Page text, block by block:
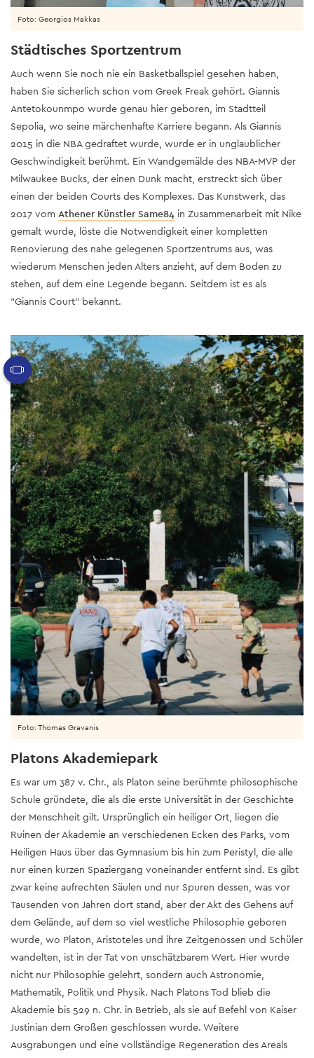
Foto: Georgios Makkas
Städtisches Sportzentrum
Auch wenn Sie noch nie ein Basketballspiel gesehen haben,
haben Sie sicherlich schon vom Greek Freak gehört. Giannis
Antetokounmpo wurde genau hier geboren, im Stadtteil
Sepolia, wo seine märchenhafte Karriere begann. Als Giannis
2015 in die NBA gedraftet wurde, wurde er in unglaublicher
Geschwindigkeit berühmt. Ein Wandgemälde des NBA-MVP der
Milwaukee Bucks, der einen Dunk macht, erstreckt sich über
einen der beiden Courts des Komplexes. Das Kunstwerk, das
2017 vom Athener Künstler Same84 in Zusammenarbeit mit Nike
gemalt wurde, löste die Notwendigkeit einer kompletten
Renovierung des nahe gelegenen Sportzentrums aus, was
wiederum Menschen jeden Alters anzieht, auf dem Boden zu
stehen, auf dem eine Legende begann. Seitdem ist es als
"Giannis Court" bekannt.
Platons Akademiepark
Es war um 387 v. Chr., als Platon seine berühmte philosophische
Schule gründete, die als die erste Universität in der Geschichte
der Menschheit gilt. Ursprünglich ein heiliger Ort, liegen die
Ruinen der Akademie an verschiedenen Ecken des Parks, vom
Heiligen Haus über das Gymnasium bis hin zum Peristyl, die alle
nur einen kurzen Spaziergang voneinander entfernt sind. Es gibt
zwar keine aufrechten Säulen und nur Spuren dessen, was vor
Tausenden von Jahren dort stand, aber der Akt des Gehens auf
dem Gelände, auf dem so viel westliche Philosophie geboren
wurde, wo Platon, Aristoteles und ihre Zeitgenossen und Schüler
wandelten, ist in der Tat von unschätzbarem Wert. Hier wurde
nicht nur Philosophie gelehrt, sondern auch Astronomie,
Mathematik, Politik und Physik. Nach Platons Tod blieb die
Akademie bis 529 n. Chr. in Betrieb, als sie auf Befehl von Kaiser
Justinian dem Großen geschlossen wurde. Weitere
Ausgrabungen und eine vollständige Regeneration des Areals
Foto: Thomas Gravanis